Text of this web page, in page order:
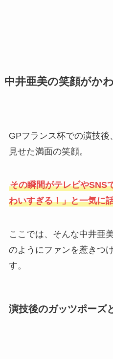
中井亜美の笑顔がか
GPフランス杯での演技
見せた満面の笑顔。
その瞬間がテレビやSNS
わいすぎる！」と一気に
ここでは、そんな中井亜
のようにファンを惹きつ
す。
演技後のガッツポーズ